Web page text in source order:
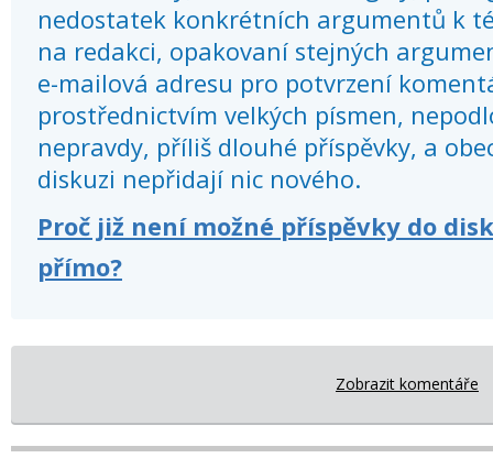
nedostatek konkrétních argumentů k
na redakci, opakovaní stejných
e-mailová adresu pro potvrzení
prostřednictvím velkých písmen,
nepravdy, příliš dlouhé příspěvky, a
diskuzi nepřidají nic nového.
Proč již není možné příspěvky do
přímo?
Zobrazit komentáře